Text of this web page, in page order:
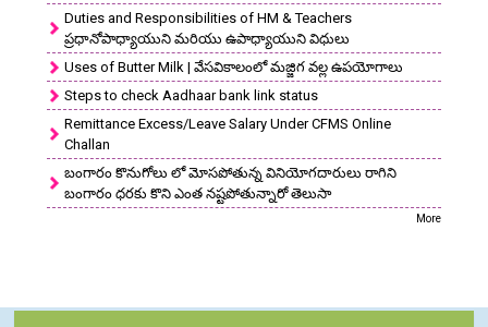
Duties and Responsibilities of HM & Teachers
ప్రధానోపాధ్యాయుని మరియు ఉపాధ్యాయుని విధులు
Uses of Butter Milk | వేసవికాలంలో మజ్జిగ వల్ల ఉపయోగాలు
Steps to check Aadhaar bank link status
Remittance Excess/Leave Salary Under CFMS Online
Challan
బంగారం కొనుగోలు లో మోసపోతున్న వినియోగదారులు రాగిని
బంగారం ధరకు కొని ఎంత నష్టపోతున్నారో తెలుసా
More